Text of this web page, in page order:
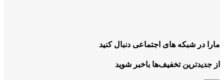
مارا در شبکه های اجتماعی دنبال کنید
از جدیدترین تخفیف‌ها باخبر شوید